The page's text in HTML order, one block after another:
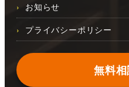
お知らせ
プライバシーポリシー
無料